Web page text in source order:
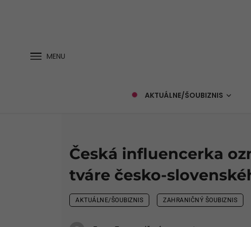
MENU
AKTUÁLNE/ŠOUBIZNIS
Česká influencerka
tváre česko-
AKTUÁLNE/ŠOUBIZNIS ZAHRANIČNÝ ŠOUBIZNIS